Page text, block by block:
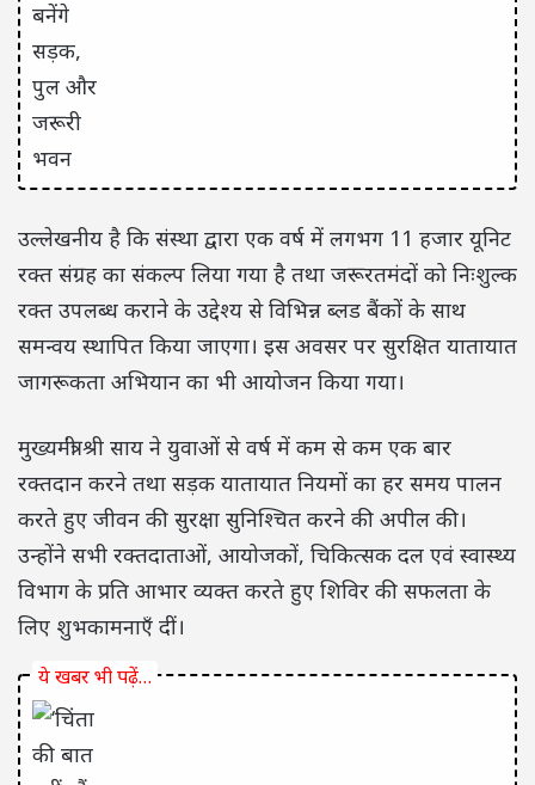
उल्लेखनीय है कि संस्था द्वारा एक वर्ष में लगभग 11 हजार यूनिट
रक्त संग्रह का संकल्प लिया गया है तथा जरूरतमंदों को निःशुल्क
रक्त उपलब्ध कराने के उद्देश्य से विभिन्न ब्लड बैंकों के साथ
समन्वय स्थापित किया जाएगा। इस अवसर पर सुरक्षित यातायात
जागरूकता अभियान का भी आयोजन किया गया।
मुख्यमंत्री श्री साय ने युवाओं से वर्ष में कम से कम एक बार
रक्तदान करने तथा सड़क यातायात नियमों का हर समय पालन
करते हुए जीवन की सुरक्षा सुनिश्चित करने की अपील की।
उन्होंने सभी रक्तदाताओं, आयोजकों, चिकित्सक दल एवं स्वास्थ्य
विभाग के प्रति आभार व्यक्त करते हुए शिविर की सफलता के
लिए शुभकामनाएँ दीं।
ये खबर भी पढ़ें…